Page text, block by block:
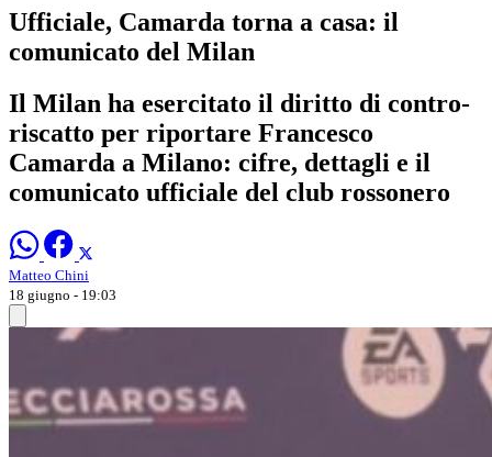
Ufficiale, Camarda torna a casa: il
comunicato del Milan
Il Milan ha esercitato il diritto di contro-
riscatto per riportare Francesco
Camarda a Milano: cifre, dettagli e il
comunicato ufficiale del club rossonero
Matteo Chini
18 giugno - 19:03